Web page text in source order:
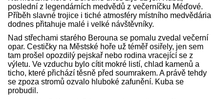
poslední z legendárních medvědů z večerníčku Méďové.
Příběh slavné trojice i tiché atmosféry místního medvědária
dodnes přitahuje malé i velké návštěvníky.
Nad střechami starého Berouna se pomalu zvedal večerní
opar. Cestičky na Městské hoře už téměř osiřely, jen sem
tam prošel opozdilý pejskař nebo rodina vracející se z
výletu. Ve vzduchu bylo cítit mokré listí, chlad kamenů a
ticho, které přichází těsně před soumrakem. A právě tehdy
se zpoza stromů ozvalo hluboké zafunění. Kuba se
probudil.